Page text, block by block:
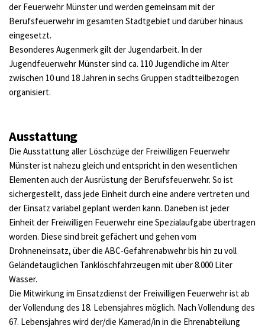
der Feuerwehr Münster und werden gemeinsam mit der
Berufsfeuerwehr im gesamten Stadtgebiet und darüber hinaus
eingesetzt.
Besonderes Augenmerk gilt der Jugendarbeit. In der
Jugendfeuerwehr Münster sind ca. 110 Jugendliche im Alter
zwischen 10 und 18 Jahren in sechs Gruppen stadtteilbezogen
organisiert.
Ausstattung
Die Ausstattung aller Löschzüge der Freiwilligen Feuerwehr
Münster ist nahezu gleich und entspricht in den wesentlichen
Elementen auch der Ausrüstung der Berufsfeuerwehr. So ist
sichergestellt, dass jede Einheit durch eine andere vertreten und
der Einsatz variabel geplant werden kann. Daneben ist jeder
Einheit der Freiwilligen Feuerwehr eine Spezialaufgabe übertragen
worden. Diese sind breit gefächert und gehen vom
Drohneneinsatz, über die ABC-Gefahrenabwehr bis hin zu voll
Geländetauglichen Tanklöschfahrzeugen mit über 8.000 Liter
Wasser.
Die Mitwirkung im Einsatzdienst der Freiwilligen Feuerwehr ist ab
der Vollendung des 18. Lebensjahres möglich. Nach Vollendung des
67. Lebensjahres wird der/die Kamerad/in in die Ehrenabteilung